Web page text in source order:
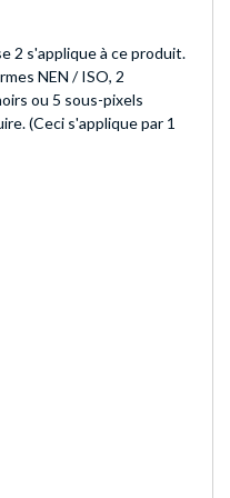
2 s'applique à ce produit.
NEN / ISO, 2
ou 5 sous-pixels
(Ceci s'applique par 1